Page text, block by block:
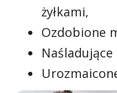
żyłkami,
Ozdobione